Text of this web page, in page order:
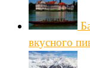
вкусного